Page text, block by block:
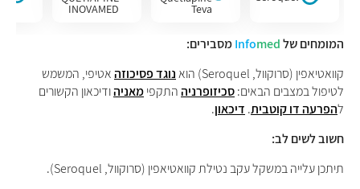
Teva
INOVAMED
המומחים של Infomed
מסבירים:
קוואטיאפין (סרוקוול, Seroquel) הוא
נוגד פסיכוזהאטיפי, המשמש
לטיפול במצבים הבאים:סכיזופרניההתקפימאניהודיכאון הקשורים
להפרעה דו קוטבית. דיכאון.
חשוב לשים לב:
תיתכן עלייה במשקל עקב נטילת קוואטיאפין (סרוקוול, Seroquel).